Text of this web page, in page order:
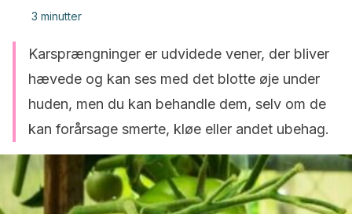
3 minutter
Karsprængninger er udvidede vener, der bliver
hævede og kan ses med det blotte øje under
huden, men du kan behandle dem, selv om de
kan forårsage smerte, kløe eller andet ubehag.